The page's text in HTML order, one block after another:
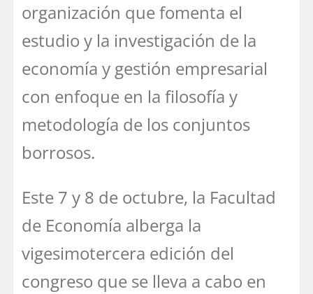
organización que fomenta el
estudio y la investigación de la
economía y gestión empresarial
con enfoque en la filosofía y
metodología de los conjuntos
borrosos.
Este 7 y 8 de octubre, la Facultad
de Economía alberga la
vigesimotercera edición del
congreso que se lleva a cabo en